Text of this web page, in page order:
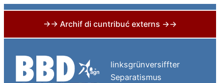
→→ Archif di cuntribuć externs →→
content
linksgrünversiffter
Separatismus